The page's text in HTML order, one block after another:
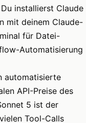
installierst Claude
mit deinem Claude-
für Datei-
Automatisierung
automatisierte
API-Preise des
5 ist der
Tool-Calls